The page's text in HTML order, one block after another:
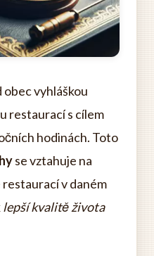
obec vyhláškou
restaurací s cílem
hodinách. Toto
se vztahuje na
v daném
lepší kvalitě života